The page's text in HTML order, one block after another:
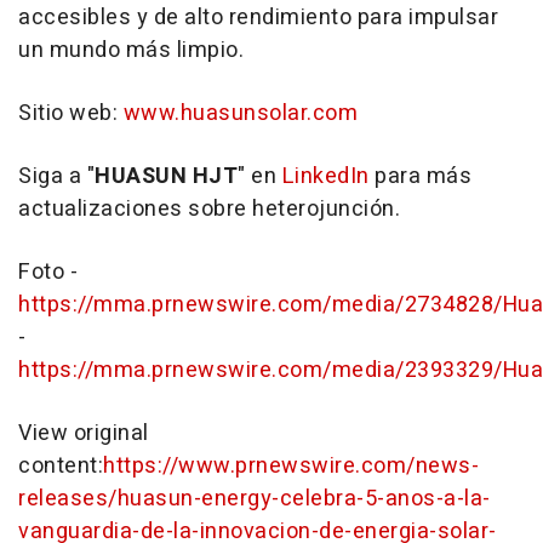
accesibles y de alto rendimiento para impulsar
un mundo más limpio.
Sitio web: www.huasunsolar.com
Siga a "HUASUN HJT" en LinkedIn para más
actualizaciones sobre heterojunción.
Foto -
https://mma.prnewswire.com/media/2734828/
-
https://mma.prnewswire.com/media/2393329/
View original
content:https://www.prnewswire.com/news-
releases/huasun-energy-celebra-5-anos-a-la-
vanguardia-de-la-innovacion-de-energia-solar-